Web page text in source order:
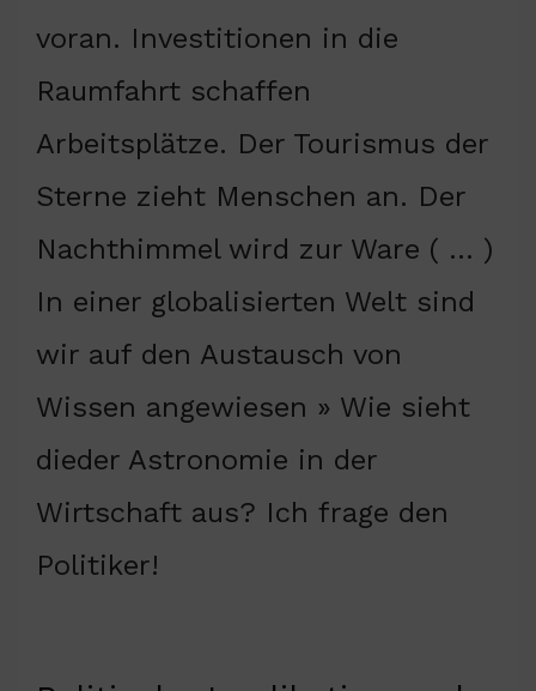
voran. Investitionen in die
Raumfahrt schaffen
Arbeitsplätze. Der Tourismus der
Sterne zieht Menschen an. Der
Nachthimmel wird zur Ware ( … )
In einer globalisierten Welt sind
wir auf den Austausch von
Wissen angewiesen » Wie sieht
dieder Astronomie in der
Wirtschaft aus? Ich frage den
Politiker!